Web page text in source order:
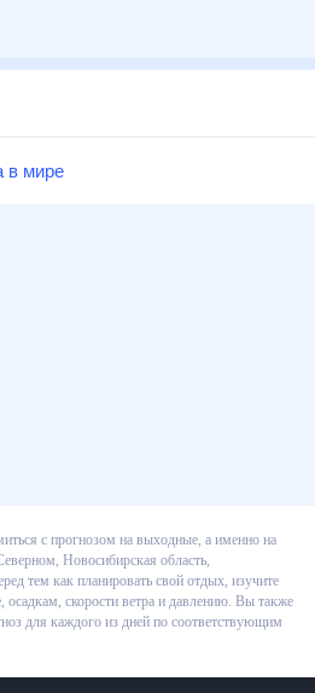
в мире
с прогнозом на выходные, а
в Северном, Новосибирская
Россия. Перед тем как планировать
по температуре, осадкам,
также можете перейти на подробный
соответствующим ссылкам.